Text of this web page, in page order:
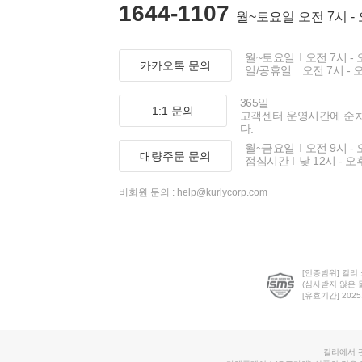
1644-1107 월~토요일 오전 7시 -
카카오톡 문의
월~토요일
오전 7시 -
일/공휴일
오전 7시 -
1:1 문의
365일
고객센터 운영시간에 순
다.
대량주문 문의
월~금요일
오전 9시 -
점심시간
낮 12시 - 오
비회원 문의 : help@kurlycorp.com
[인증범위] 컬리
(심사받지 않은
[유효기간]
컬리에서